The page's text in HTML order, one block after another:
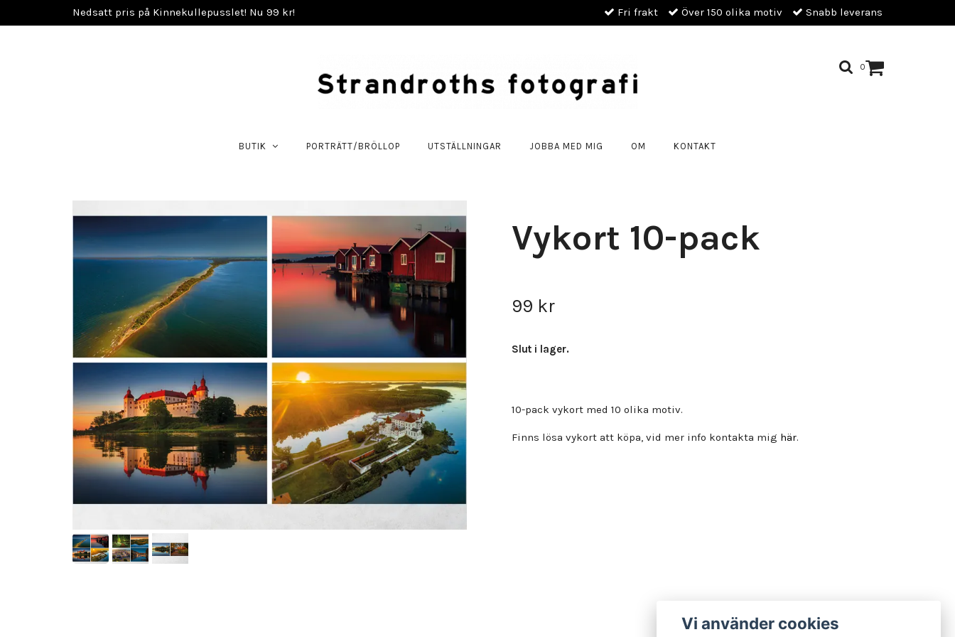
Nedsatt pris på Kinnekullepusslet! Nu 99 kr! Fri frakt Över 150 olika motiv Snabb leverans
0
BUTIK PORTRÄTT/BRÖLLOP UTSTÄLLNINGAR JOBBA MED MIG OM KONTAKT
Vykort 10-pack
99 kr
Slut i lager.
10-pack vykort med 10 olika motiv.
Finns lösa vykort att köpa, vid mer info kontakta mig här.
Vi använder cookies